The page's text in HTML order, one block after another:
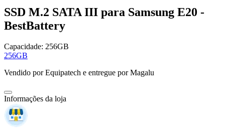
SSD M.2 SATA III para Samsung E20 -
BestBattery
Capacidade: 256GB
256GB
Vendido porEquipatech e entregue por Magalu
Informações da loja